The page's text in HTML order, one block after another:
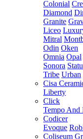
Colonial
Diamond
Granite
Liceo
Mitral
Odin Oken
Omnia Opal
Sonora
Tribe Urban
Cisa
Liberty
Click
Tempo And
Codicer
Evoque
Coliseum